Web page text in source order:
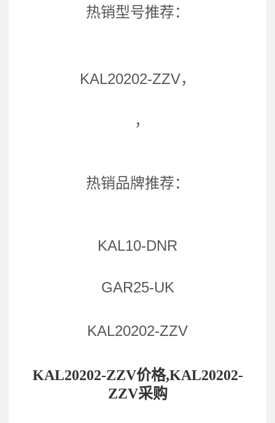
热销型号推荐：
KAL20202-ZZV，
，
热销品牌推荐：
KAL10-DNR
GAR25-UK
KAL20202-ZZV
KAL20202-ZZV价格,KAL20202-
ZZV采购